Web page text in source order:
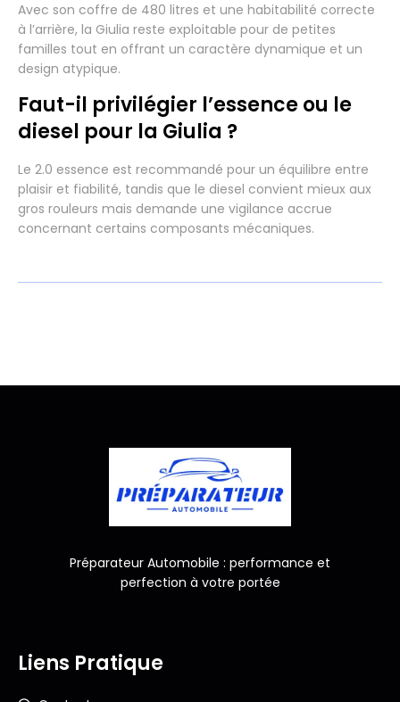
Avec son coffre de 480 litres et une habitabilité correcte
à l’arrière, la Giulia reste exploitable pour de petites
familles tout en offrant un caractère dynamique et un
design atypique.
Faut-il privilégier l’essence ou le
diesel pour la Giulia ?
Le 2.0 essence est recommandé pour un équilibre entre
plaisir et fiabilité, tandis que le diesel convient mieux aux
gros rouleurs mais demande une vigilance accrue
concernant certains composants mécaniques.
Préparateur Automobile : performance et
perfection à votre portée
Liens Pratique